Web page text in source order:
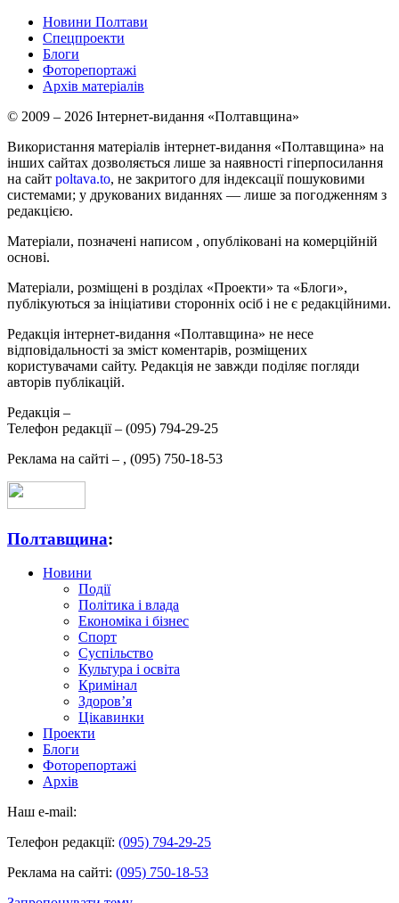
Новини Полтави
Спецпроекти
Блоги
Фоторепортажі
Архів матеріалів
© 2009 – 2026 Інтернет-видання «Полтавщина»
Використання матеріалів інтернет-видання «Полтавщина» на
інших сайтах дозволяється лише за наявності гіперпосилання
на сайт poltava.to, не закритого для індексації пошуковими
системами; у друкованих виданнях — лише за погодженням з
редакцією.
Матеріали, позначені написом , опубліковані на комерційній
основі.
Матеріали, розміщені в розділах «Проекти» та «Блоги»,
публікуються за ініціативи сторонніх осіб і не є редакційними.
Редакція інтернет-видання «Полтавщина» не несе
відповідальності за зміст коментарів, розміщених
користувачами сайту. Редакція не завжди поділяє погляди
авторів публікацій.
Редакція –
Телефон редакції – (095) 794-29-25
Реклама на сайті – , (095) 750-18-53
Полтавщина:
Новини
Події
Політика і влада
Економіка і бізнес
Спорт
Суспільство
Культура і освіта
Кримінал
Здоров’я
Цікавинки
Проекти
Блоги
Фоторепортажі
Архів
Наш e-mail:
Телефон редакції: (095) 794-29-25
Реклама на сайті: (095) 750-18-53